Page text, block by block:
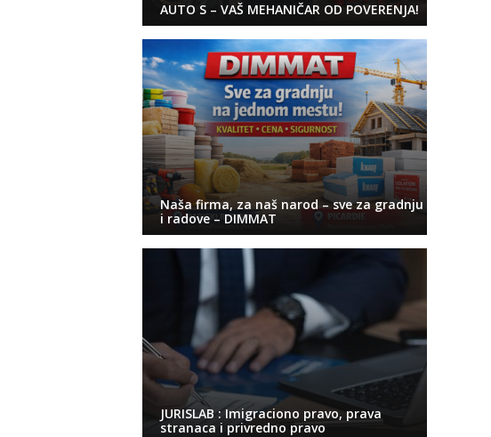
AUTO S – VAŠ MEHANIČAR OD POVERENJA!
Naša firma, za naš narod – sve za gradnju
i radove – DIMMAT
JURISLAB : Imigraciono pravo, prava
stranaca i privredno pravo